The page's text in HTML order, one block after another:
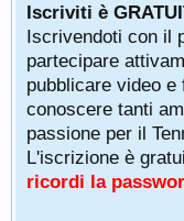
Iscriviti è
Iscrivendoti con il
partecipare
pubblicare video
conoscere tanti
passione per il
L'iscrizione è
ricordi la